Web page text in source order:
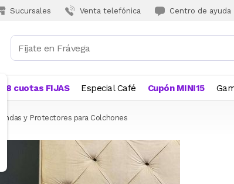
Sucursales Venta telefónica Centro de ayuda
18 cuotas FIJAS Especial Café Cupón MINI15
Fundas y Protectores para Colchones